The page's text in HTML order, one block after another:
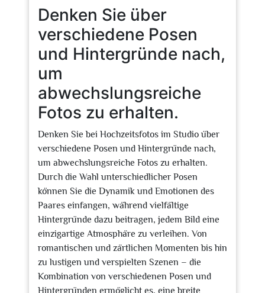
Denken Sie über
verschiedene Posen
und Hintergründe nach,
um
abwechslungsreiche
Fotos zu erhalten.
Denken Sie bei Hochzeitsfotos im Studio über
verschiedene Posen und Hintergründe nach,
um abwechslungsreiche Fotos zu erhalten.
Durch die Wahl unterschiedlicher Posen
können Sie die Dynamik und Emotionen des
Paares einfangen, während vielfältige
Hintergründe dazu beitragen, jedem Bild eine
einzigartige Atmosphäre zu verleihen. Von
romantischen und zärtlichen Momenten bis hin
zu lustigen und verspielten Szenen – die
Kombination von verschiedenen Posen und
Hintergründen ermöglicht es, eine breite